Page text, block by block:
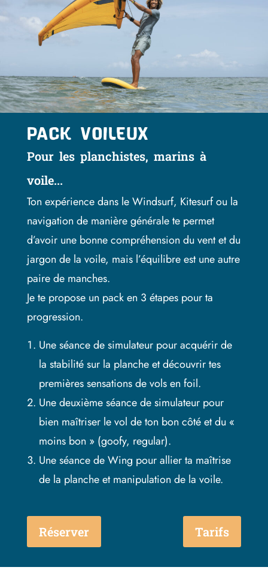
PACK VOILEUX
Pour les planchistes, marins à
voile...
Ton expérience dans le Windsurf, Kitesurf ou la
navigation de manière générale te permet
d’avoir une bonne compréhension du vent et du
jargon de la voile, mais l’équilibre est une autre
paire de manches.
Je te propose un pack en 3 étapes pour ta
progression.
Une séance de simulateur pour acquérir de
la stabilité sur la planche et découvrir tes
premières sensations de vols en foil.
Une deuxième séance de simulateur pour
bien maîtriser le vol de ton bon côté et du «
moins bon » (goofy, regular).
Une séance de Wing pour allier ta maîtrise
de la planche et manipulation de la voile.
Réserver Tarifs